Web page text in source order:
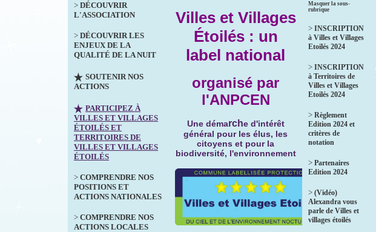
> DÉCOUVRIR
L'ASSOCIATION
> DÉCOUVRIR LES
ENJEUX DE LA
QUALITÉ DE LA NUIT
SOUTENIR NOS
ACTIONS
PARTICIPEZ À
VILLES ET VILLAGES
ÉTOILÉS ET
TERRITOIRES DE
VILLES ET VILLAGES
ÉTOILÉS
> COMPRENDRE NOS
POSITIONS ET
ACTIONS NATIONALES
> COMPRENDRE NOS
ACTIONS LOCALES
Villes et Villages
Étoilés : un
label national
organisé par
l'ANPCEN
Une démarche d'intérêt
général pour les élus, les
citoyens et pour la
biodiversité, l'environnement
Masquer la sous-
rubrique
> INSCRIPTION
à Villes et Villages
Etoilés 2024
> INSCRIPTION
à Territoires de
Villes et Villages
Etoilés 2024
> Règlement
Edition 2024 et
critères de
notation
> Partenaires
Edition 2024
> (Vidéo)
Alexandra vous
parle de Villes et
villages étoilés